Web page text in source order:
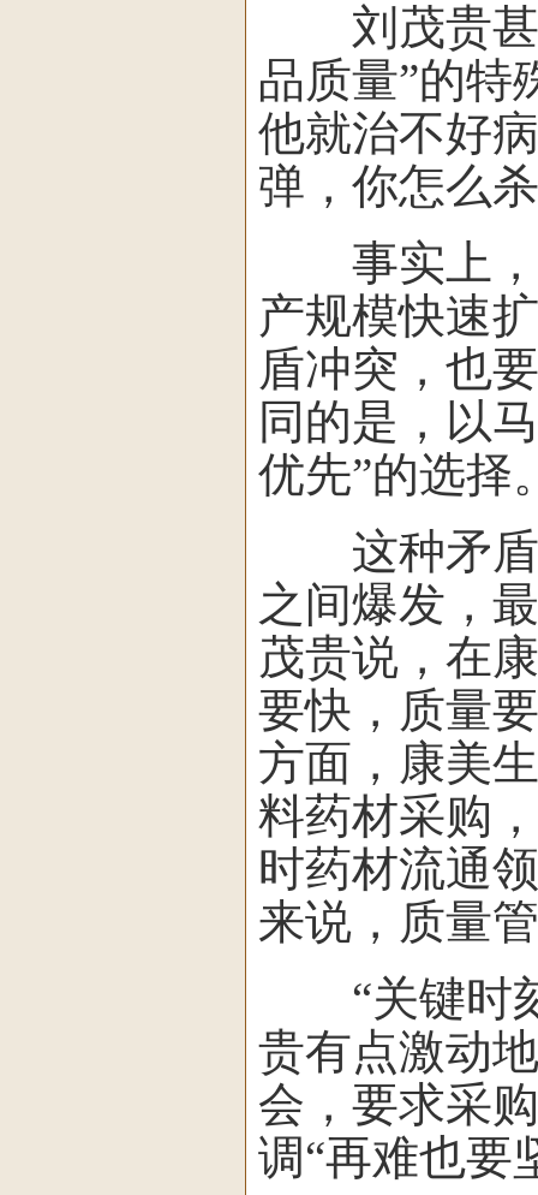
刘茂贵甚
品质量”的特
他就治不好
弹，你怎么
事实上，
产规模快速
盾冲突，也
同的是，以
优先”的选择
这种矛盾
之间爆发，
茂贵说，在
要快，质量
方面，康美
料药材采购
时药材流通
来说，质量
“关键时刻
贵有点激动
会，要求采
调“再难也要